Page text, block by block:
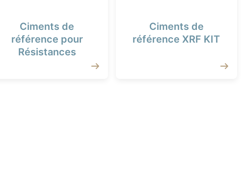
Ciments de
référence pour
Résistances
Ciments de
référence XRF KIT